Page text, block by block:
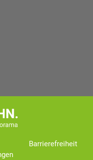
Barrierefreiheit